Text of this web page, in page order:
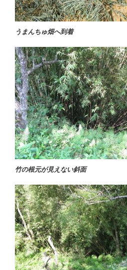
うまんちゅ畑へ到着
竹の根元が見えない斜面